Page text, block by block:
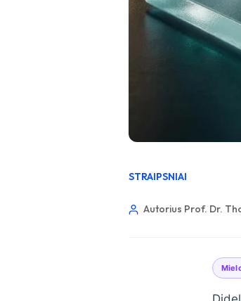
STRAIPSNIAI
Autorius Prof. Dr.